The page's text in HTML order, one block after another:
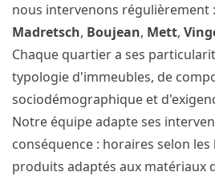
nous intervenons régulièrement :
Madretsch, Boujean, Mett,
Chaque quartier a ses
typologie d'immeubles, de
sociodémographique et
Notre équipe adapte ses
conséquence : horaires selon
produits adaptés aux matériaux